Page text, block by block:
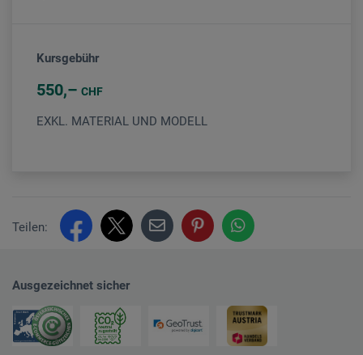
Kursgebühr
550 CHF
EXKL. MATERIAL UND MODELL
Teilen:
Ausgezeichnet sicher